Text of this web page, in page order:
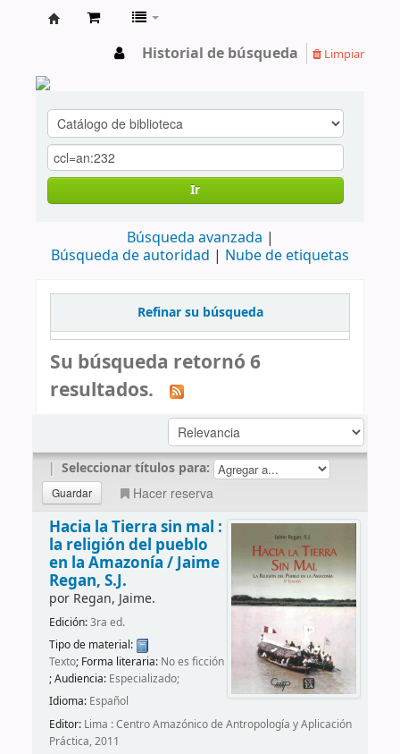
Historial de búsqueda Limpiar
Ir
Búsqueda avanzada
Búsqueda de autoridad
Nube de etiquetas
Refinar su búsqueda
Su búsqueda retornó 6
resultados.
| Seleccionar títulos para:
Hacer reserva
Hacia la Tierra sin mal :
la religión del pueblo
en la Amazonía /Jaime
Regan, S.J.
por Regan, Jaime.
Edición:3ra ed.
Tipo de material:
Texto; Forma literaria: No es ficción
; Audiencia: Especializado;
Idioma: Español
Editor: Lima : Centro Amazónico de Antropología y Aplicación
Práctica, 2011